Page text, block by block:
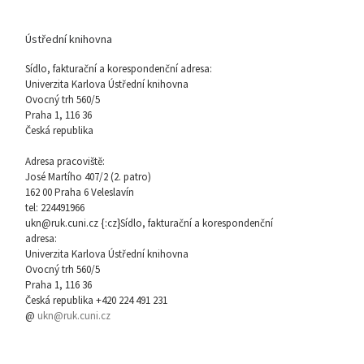
Ústřední knihovna
Sídlo, fakturační a korespondenční adresa:
Univerzita Karlova Ústřední knihovna
Ovocný trh 560/5
Praha 1, 116 36
Česká republika
Adresa pracoviště:
José Martího 407/2 (2. patro)
162 00 Praha 6 Veleslavín
tel: 224491966
ukn@ruk.cuni.cz {:cz}Sídlo, fakturační a korespondenční
adresa:
Univerzita Karlova Ústřední knihovna
Ovocný trh 560/5
Praha 1, 116 36
Česká republika +420 224 491 231
@ ukn@ruk.cuni.cz